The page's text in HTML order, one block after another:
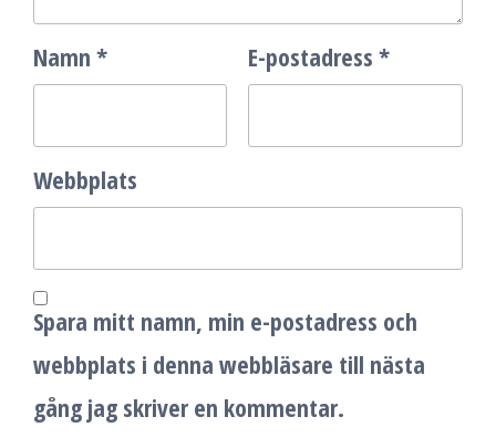
Namn * E-postadress *
Webbplats
Spara mitt namn, min e-postadress och
webbplats i denna webbläsare till nästa
gång jag skriver en kommentar.